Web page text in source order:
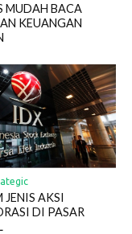
MUDAH BACA
KEUANGAN
JENIS AKSI
DI PASAR